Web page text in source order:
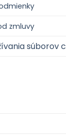
zmluvy
súborov